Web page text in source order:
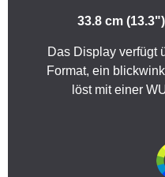
33.8 cm
Das Display verfügt
Format, ein
löst mit einer